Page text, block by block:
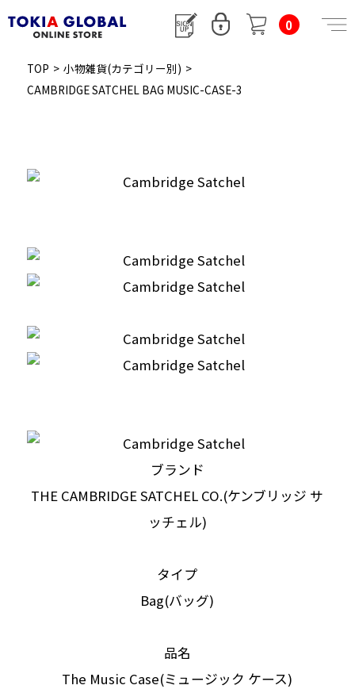
0
TOP > 小物雑貨(カテゴリー別) >
CAMBRIDGE SATCHEL BAG MUSIC-CASE-3
ブランド
THE CAMBRIDGE SATCHEL CO.(ケンブリッジ サ
ッチェル)
タイプ
Bag(バッグ)
品名
The Music Case(ミュージック ケース)